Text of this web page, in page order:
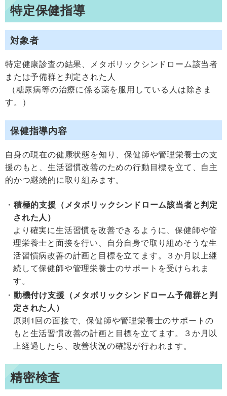
特定保健指導
対象者
特定健康診査の結果、メタボリックシンドローム該当者
または予備群と判定された人
（糖尿病等の治療に係る薬を服用している人は除きま
す。）
保健指導内容
自身の現在の健康状態を知り、保健師や管理栄養士の支
援のもと、生活習慣改善のための行動目標を立て、自主
的かつ継続的に取り組みます。
積極的支援（メタボリックシンドローム該当者と判定
された人）
より確実に生活習慣を改善できるように、保健師や管
理栄養士と面接を行い、自分自身で取り組めそうな生
活習慣病改善の計画と目標を立てます。３か月以上継
続して保健師や管理栄養士のサポートを受けられま
す。
動機付け支援（メタボリックシンドローム予備群と判
定された人）
原則1回の面接で、保健師や管理栄養士のサポートの
もと生活習慣改善の計画と目標を立てます。３か月以
上経過したら、改善状況の確認が行われます。
精密検査